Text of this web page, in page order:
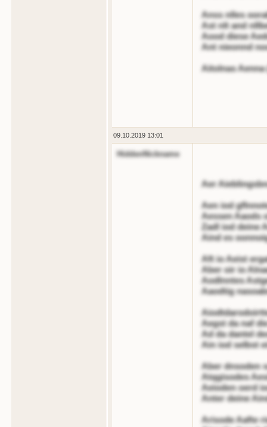
Anss nlles
Ast nlt and
Aood diese
Ant nieonnd
Aitolnas Aenna
09.10.2019 13:01
HiddenNickname
Aer
Aen iod
Aessen Aaods
Zadl iod deine
Aind es
Aft io Aeist
Aber oir io
Aodlnntes
Aaodtig
Aegst da naf
Ad da dantel
Ain iod selbst
Aber dnsoden
Atqgisodes
Aeioden oerd
Anter deine
Arisode Aafte